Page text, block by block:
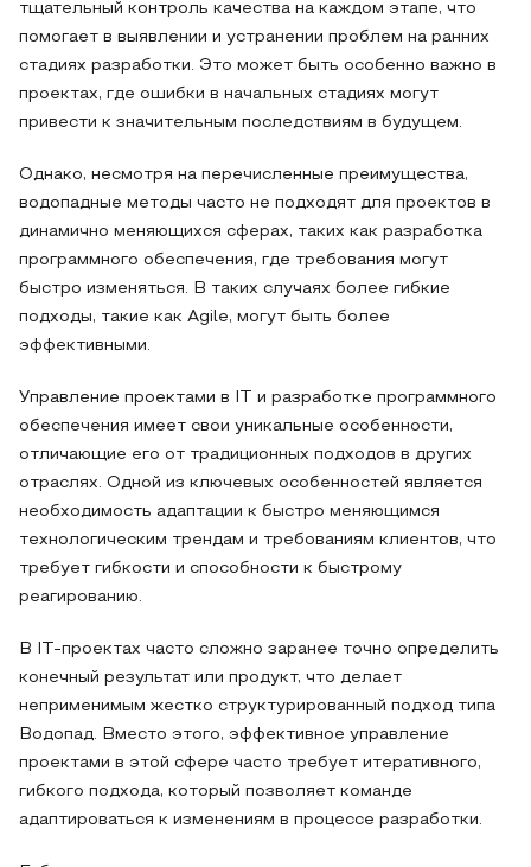
тщательный контроль качества на каждом этапе, что
помогает в выявлении и устранении проблем на ранних
стадиях разработки. Это может быть особенно важно в
проектах, где ошибки в начальных стадиях могут
привести к значительным последствиям в будущем.
Однако, несмотря на перечисленные преимущества,
водопадные методы часто не подходят для проектов в
динамично меняющихся сферах, таких как разработка
программного обеспечения, где требования могут
быстро изменяться. В таких случаях более гибкие
подходы, такие как Agile, могут быть более
эффективными.
Управление проектами в IT и разработке программного
обеспечения имеет свои уникальные особенности,
отличающие его от традиционных подходов в других
отраслях. Одной из ключевых особенностей является
необходимость адаптации к быстро меняющимся
технологическим трендам и требованиям клиентов, что
требует гибкости и способности к быстрому
реагированию.
В IT-проектах часто сложно заранее точно определить
конечный результат или продукт, что делает
неприменимым жестко структурированный подход типа
Водопад. Вместо этого, эффективное управление
проектами в этой сфере часто требует итеративного,
гибкого подхода, который позволяет команде
адаптироваться к изменениям в процессе разработки.